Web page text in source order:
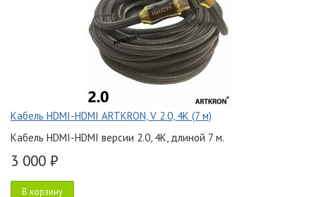
Кабель HDMI-HDMI ARTKRON, V 2.0, 4K (7 м)
Кабель HDMI-HDMI версии 2.0, 4K, длиной 7 м.
3 000 ₽
В корзину